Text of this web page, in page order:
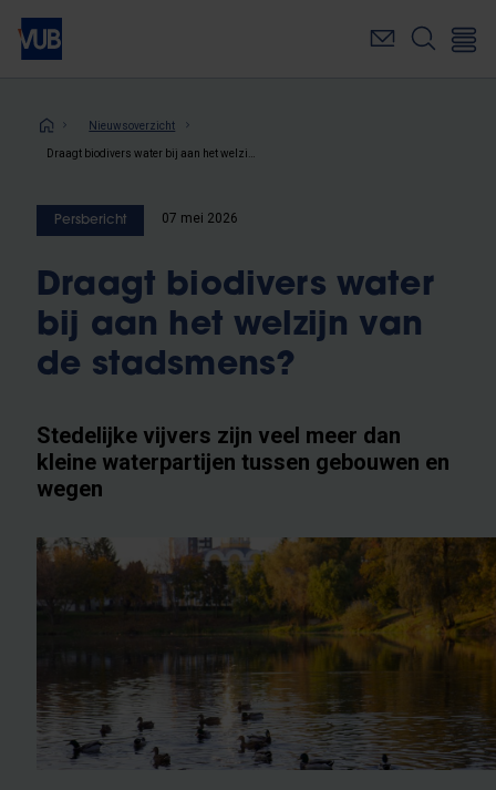
Overslaan
naar
inhoudKruimelpad
Nieuwsoverzicht
Persbericht 07 mei 2026
Draagt biodivers water
bij aan het welzijn van
de stadsmens?
Stedelijke vijvers zijn veel meer dan
kleine waterpartijen tussen gebouwen en
wegen